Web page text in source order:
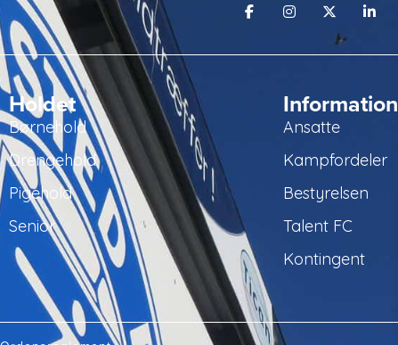
Holdet
Børnehold
Drengehold
Pigehold
Senior
Information
Ansatte
Kampfordeler
Bestyrelsen
Talent FC
Kontingent